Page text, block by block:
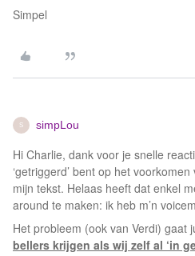
Simpel
S simpLou
Hi Charlie, dank voor je snelle
‘getriggerd’ bent op het
mijn tekst. Helaas heeft dat enkel
around te maken: ik heb m’n
Het probleem (ook van Verdi) gaat
bellers krijgen als wij zelf al ‘in